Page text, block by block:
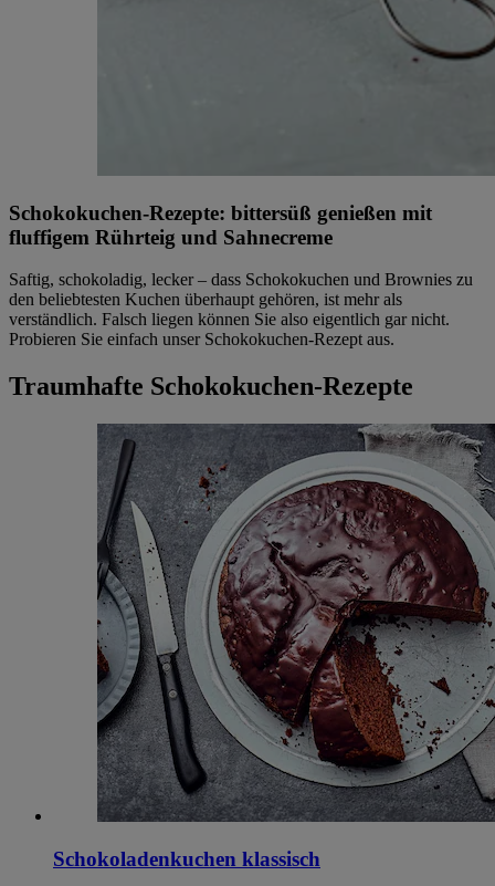
Schokokuchen-Rezepte: bittersüß genießen mit
fluffigem Rührteig und Sahnecreme
Saftig, schokoladig, lecker – dass Schokokuchen und Brownies zu
den beliebtesten Kuchen überhaupt gehören, ist mehr als
verständlich. Falsch liegen können Sie also eigentlich gar nicht.
Probieren Sie einfach unser Schokokuchen-Rezept aus.
Traumhafte Schokokuchen-Rezepte
Schokoladenkuchen klassisch